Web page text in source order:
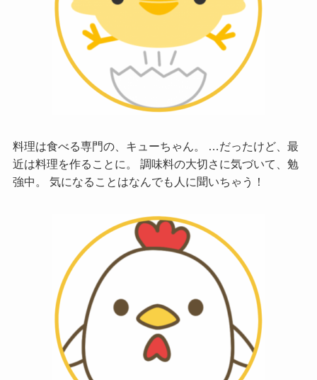
料理は食べる専門の、キューちゃん。 …だったけど、最
近は料理を作ることに。 調味料の大切さに気づいて、勉
強中。 気になることはなんでも人に聞いちゃう！